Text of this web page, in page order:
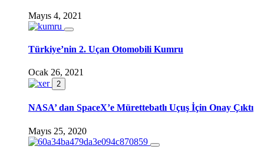
Mayıs 4, 2021
Türkiye’nin 2. Uçan Otomobili Kumru
Ocak 26, 2021
2
NASA’ dan SpaceX’e Mürettebatlı Uçuş İçin Onay Çıktı
Mayıs 25, 2020